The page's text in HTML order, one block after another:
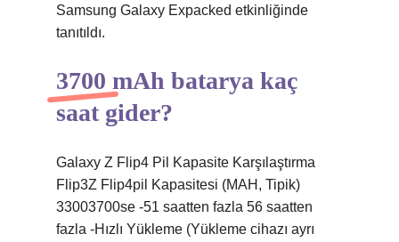
Samsung Galaxy Expacked etkinliğinde
tanıtıldı.
3700 mAh batarya kaç
saat gider?
Galaxy Z Flip4 Pil Kapasite Karşılaştırma
Flip3Z Flip4pil Kapasitesi (MAH, Tipik)
33003700se -51 saatten fazla 56 saatten
fazla -Hızlı Yükleme (Yükleme cihazı ayrı